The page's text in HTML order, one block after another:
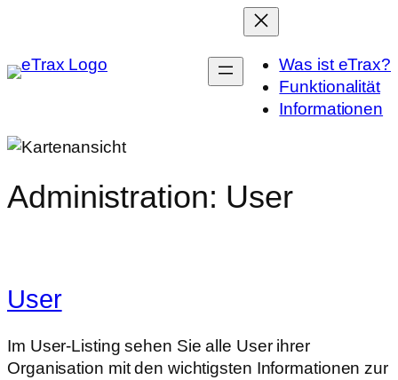
springen
Was ist eTrax?
Funktionalität
Informationen
Administration: User
User
Im User-Listing sehen Sie alle User ihrer
Organisation mit den wichtigsten Informationen zur